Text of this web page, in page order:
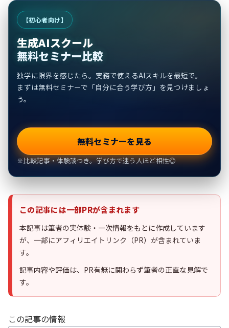
【初心者向け】
生成AIスクール
無料セミナー比較
独学に限界を感じたら。実務で使えるAIスキルを最短で。
まずは無料セミナーで「自分に合う学び方」を見つけましょ
う。
無料セミナーを見る
※比較記事・体験談つき。学び方で迷う人ほど相性◎
この記事には一部PRが含まれます
本記事は筆者の実体験・一次情報をもとに作成しています
が、一部にアフィリエイトリンク（PR）が含まれていま
す。
記事内容や評価は、PR有無に関わらず筆者の正直な見解で
す。
この記事の情報